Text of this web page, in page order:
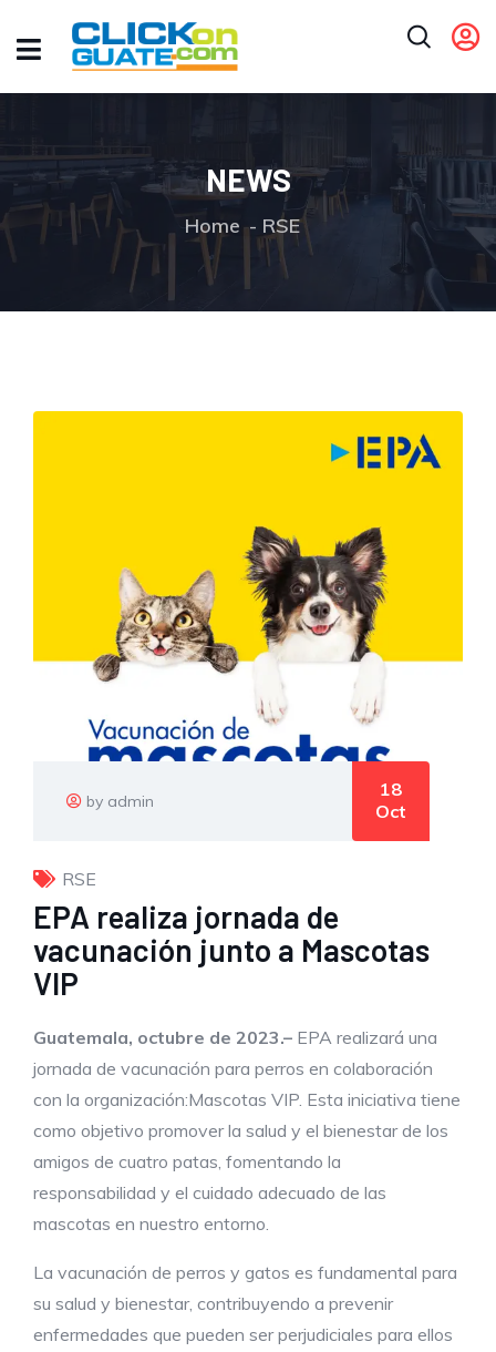
NEWS
Home RSE
by admin
18
Oct
RSE
EPA realiza jornada de
vacunación junto a Mascotas
VIP
Guatemala, octubre de 2023.– EPA realizará una
jornada de vacunación para perros en colaboración
con la organización:Mascotas VIP. Esta iniciativa tiene
como objetivo promover la salud y el bienestar de los
amigos de cuatro patas, fomentando la
responsabilidad y el cuidado adecuado de las
mascotas en nuestro entorno.
La vacunación de perros y gatos es fundamental para
su salud y bienestar, contribuyendo a prevenir
enfermedades que pueden ser perjudiciales para ellos